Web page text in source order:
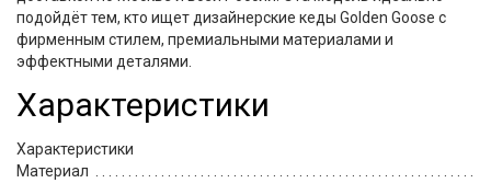
подойдёт тем, кто ищет дизайнерские кеды Golden Goose с
фирменным стилем, премиальными материалами и
эффектными деталями.
Характеристики
Характеристики
Материал